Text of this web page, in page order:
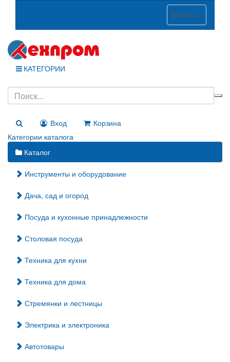
Меню
КАТЕГОРИИ
Вход
Корзина
Категории каталога
Каталог
Инструменты и оборудование
Дача, сад и огород
Посуда и кухонные принадлежности
Столовая посуда
Техника для кухни
Техника для дома
Стремянки и лестницы
Электрика и электроника
Автотовары